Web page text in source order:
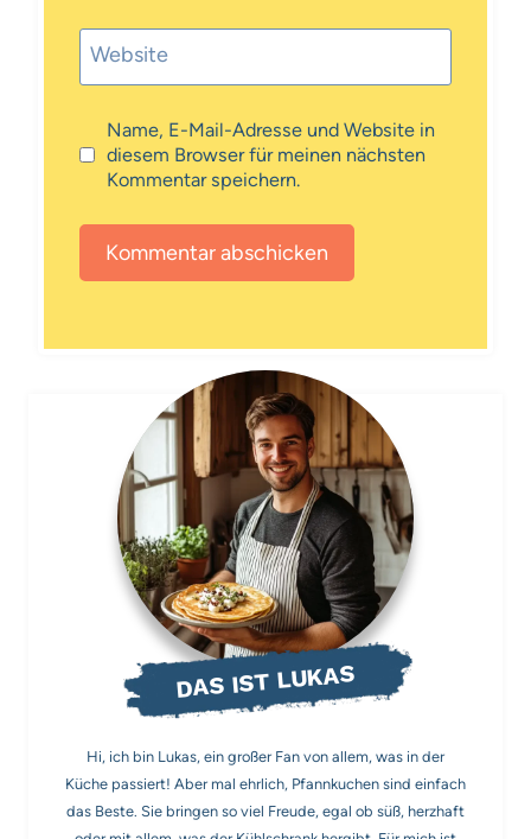
Website
Name, E-Mail-Adresse und Website in
diesem Browser für meinen nächsten
Kommentar speichern.
DAS IST LUKAS
Hi, ich bin Lukas, ein großer Fan von allem, was in der
Küche passiert! Aber mal ehrlich, Pfannkuchen sind einfach
das Beste. Sie bringen so viel Freude, egal ob süß, herzhaft